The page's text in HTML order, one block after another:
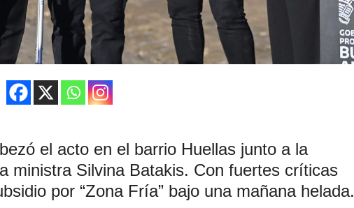
el acto en el barrio Huellas junto a la
ministra Silvina Batakis. Con fuertes críticas
por “Zona Fría” bajo una mañana helada.